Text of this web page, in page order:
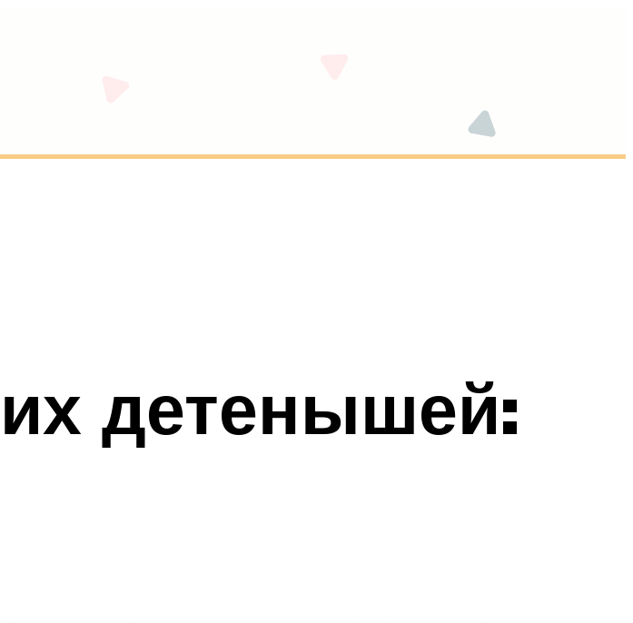
детенышей: